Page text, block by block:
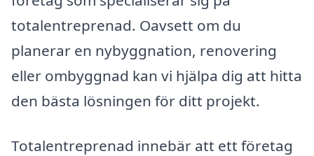
totalentreprenad. Oavsett om du
planerar en nybyggnation, renovering
eller ombyggnad kan vi hjälpa dig att hitta
den bästa lösningen för ditt projekt.
Totalentreprenad innebär att ett företag